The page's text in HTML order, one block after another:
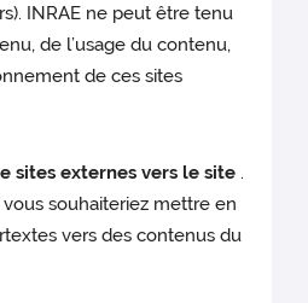
INRAE ne peut être tenu
de l’usage du contenu,
de ces sites
sites externes vers le site .
vous souhaiteriez mettre en
vers des contenus du